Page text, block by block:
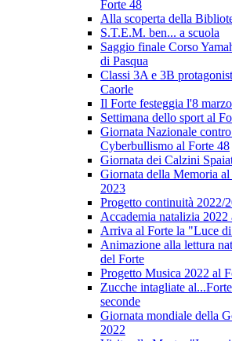
Forte 48
Alla scoperta della
S.T.E.M. ben... a scuola
Saggio finale Corso
di Pasqua
Classi 3A e 3B
Caorle
Il Forte festeggia l'8 marzo
Settimana dello sport al
Giornata Nazionale
Cyberbullismo al Forte 48
Giornata dei Calzini
Giornata della Memoria
2023
Progetto continuità 2022/
Accademia natalizia 2022
Arriva al Forte la "Luce
Animazione alla lettura
del Forte
Progetto Musica 2022 al
Zucche intagliate
seconde
Giornata mondiale della
2022